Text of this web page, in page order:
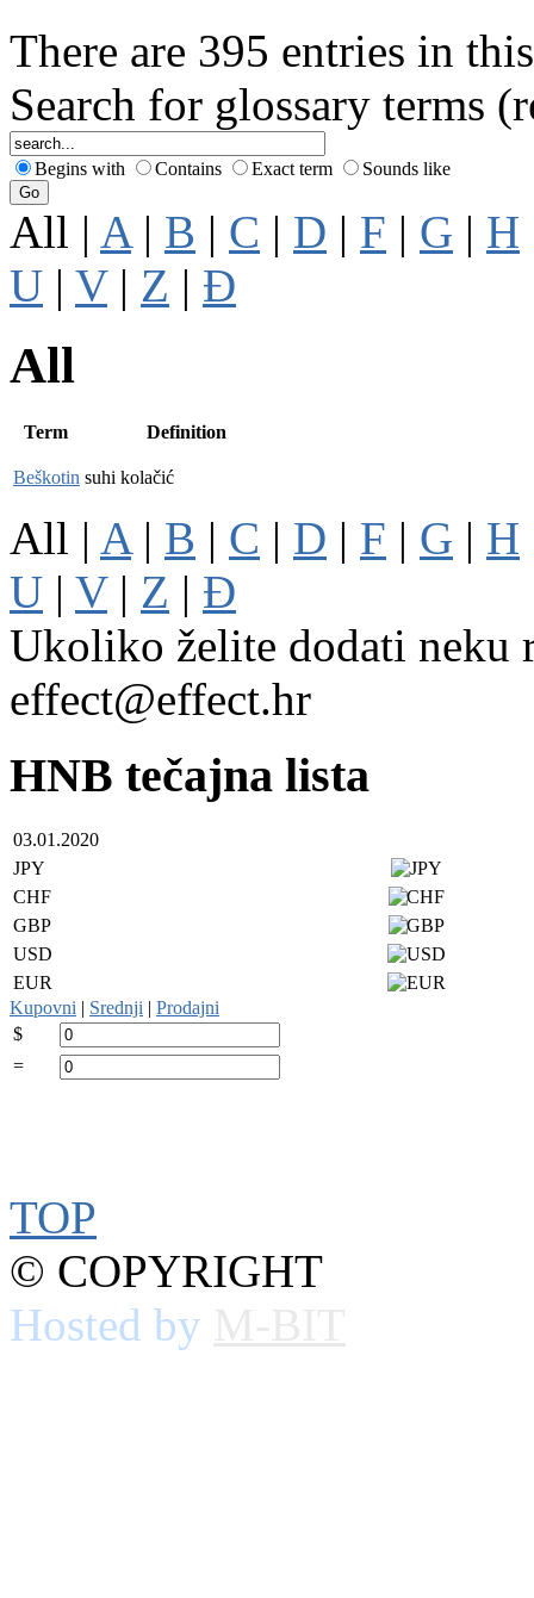
There are 395 entries in
Search for glossary terms
Begins with Contains Exact term Sounds like
All | A| B | C | D | F | G | H
U | V| Z | Đ
All
Term Definition
Beškotin suhi kolačić
All | A| B | C | D | F | G | H
U | V| Z | Đ
Ukoliko želite dodati neku
effect@effect.hr
HNB tečajna lista
03.01.2020
JPY
CHF
GBP
USD
EUR
Kupovni | Srednji | Prodajni
$
=
TOP
© COPYRIGHT
Hosted by